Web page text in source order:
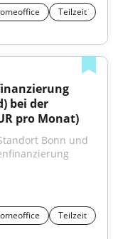
Teilzeit
pro Monat)
Teilzeit